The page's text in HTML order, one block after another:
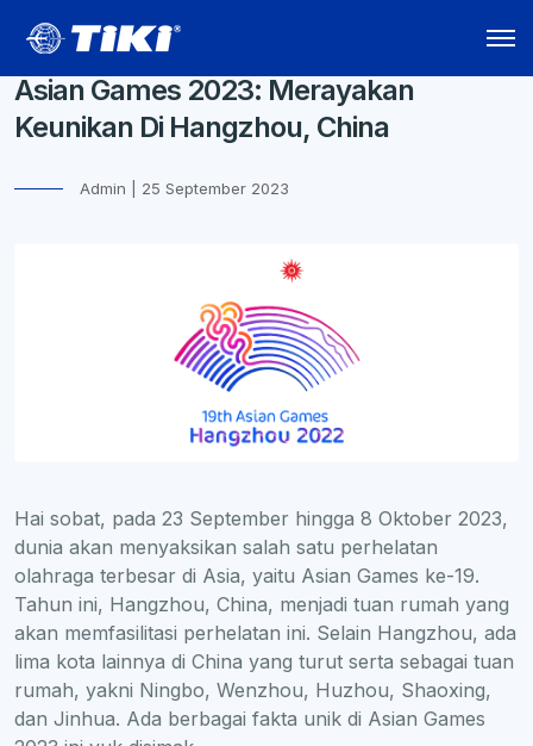
Asian Games 2023: Merayakan
Keunikan Di Hangzhou, China
Admin | 25 September 2023
Hai sobat, pada 23 September hingga 8 Oktober 2023,
dunia akan menyaksikan salah satu perhelatan
olahraga terbesar di Asia, yaitu Asian Games ke-19.
Tahun ini, Hangzhou, China, menjadi tuan rumah yang
akan memfasilitasi perhelatan ini. Selain Hangzhou, ada
lima kota lainnya di China yang turut serta sebagai tuan
rumah, yakni Ningbo, Wenzhou, Huzhou, Shaoxing,
dan Jinhua. Ada berbagai fakta unik di Asian Games